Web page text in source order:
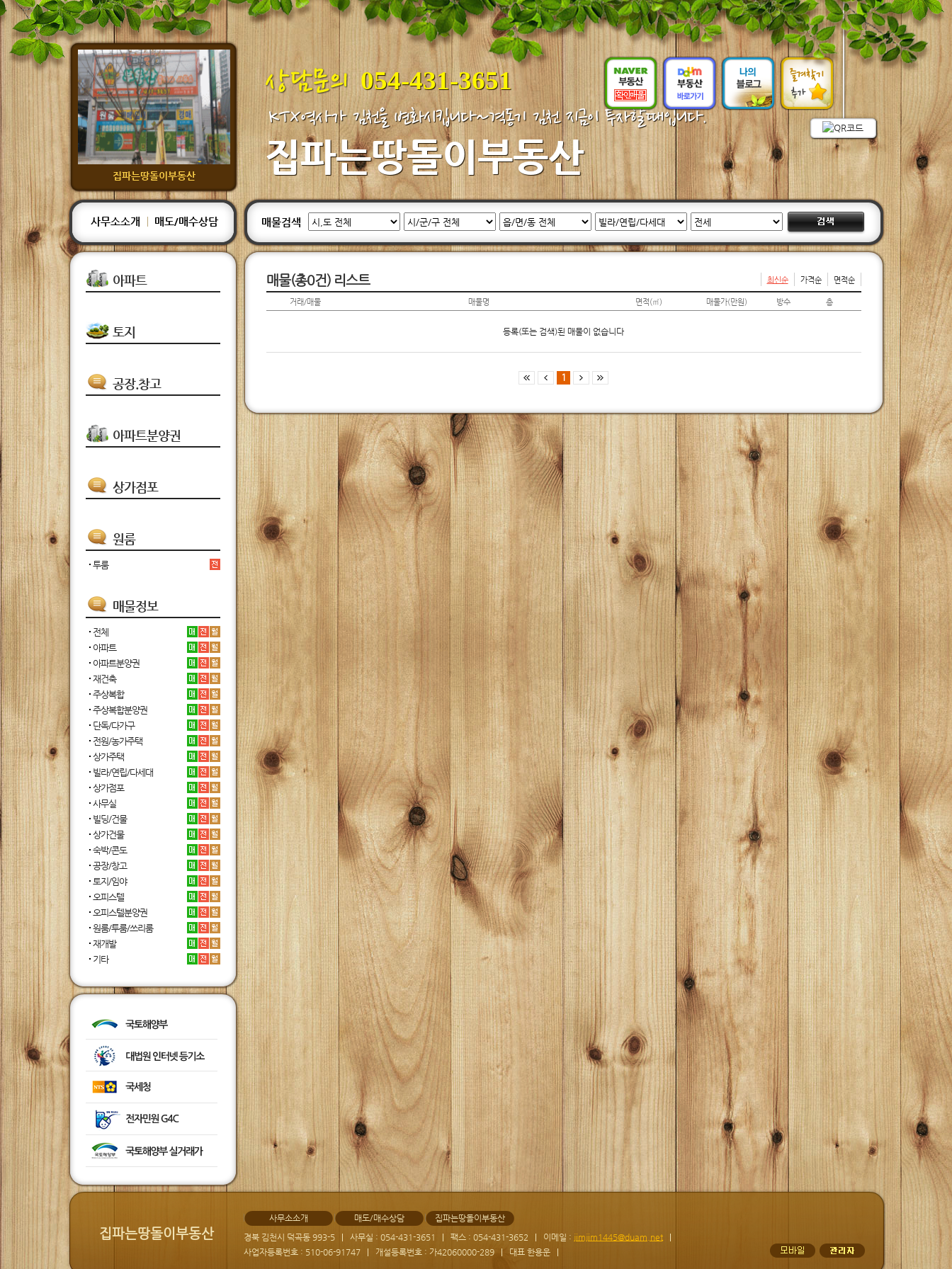
집파는땅돌이부동산
054-431-3651
KTX역사가 김천을 변화시킵니다~격동기 김천 지금이 투자할때입니다.
사무소소개 매도/매수상담
집파는땅돌이부동산
매물검색
아파트
토지
공장.창고
아파트분양권
상가점포
원룸
투룸
매물정보
전체
아파트
아파트분양권
재건축
주상복합
주상복합분양권
단독/다가구
전원/농가주택
상가주택
빌라/연립/다세대
상가점포
사무실
빌딩/건물
상가건물
숙박/콘도
공장/창고
토지/임야
오피스텔
오피스텔분양권
원룸/투룸/쓰리룸
재개발
기타
매물(총0건) 리스트 최신순 가격순 면적순
거래/매물 매물명 면적(㎡) 매물가(만원) 방수 층
등록(또는 검색)된 매물이 없습니다
1
사무소소개 매도/매수상담 집파는땅돌이부동산
집파는땅돌이부동산 경북 김천시 덕곡동 993-5 사무실 : 054-431-3651 팩스 : 054-431-3652 이메일 : jimjim1445@duam.net
사업자등록번호 : 510-06-91747
개설등록번호 : 가42060000-289 대표 한용운